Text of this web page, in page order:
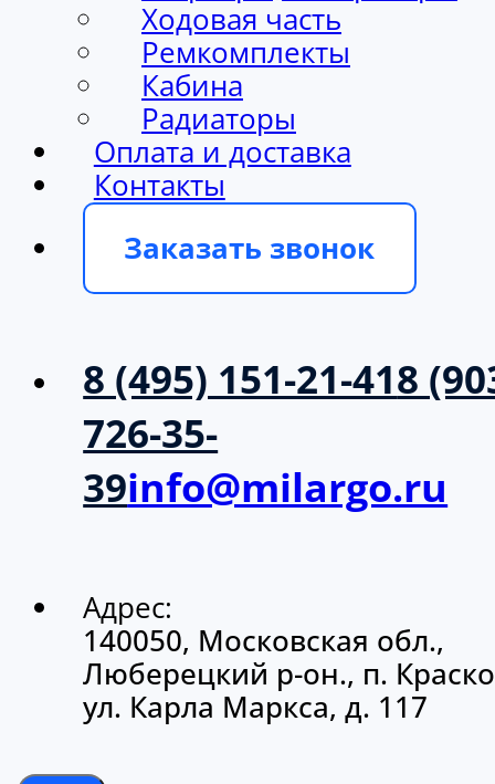
Ходовая часть
Ремкомплекты
Кабина
Радиаторы
Оплата и доставка
Контакты
Заказать звонок
8 (495) 151-21-418
726-35-
39info@milargo.ru
Адрес:
140050, Московская обл.,
Люберецкий р-он., п.
ул. Карла Маркса, д. 117